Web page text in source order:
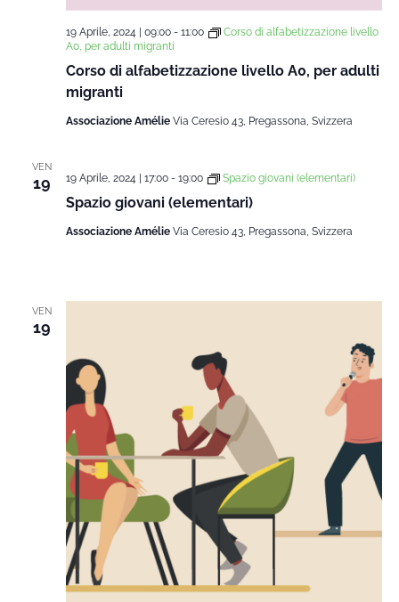
Corso di alfabetizzazione livello A0, per adulti
migranti
19 Aprile, 2024 | 09:00- 11:00
Corso di alfabetizzazione livello
A0, per adulti migranti
Associazione Amélie Via Ceresio 43, Pregassona, Svizzera
VEN
19
Spazio giovani (elementari)
19 Aprile, 2024 | 17:00- 19:00 Spazio giovani (elementari)
Associazione Amélie Via Ceresio 43, Pregassona, Svizzera
VEN
19